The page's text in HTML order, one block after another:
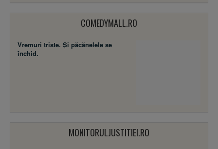
COMEDYMALL.RO
Vremuri triste. Şi păcănelele se
închid.
MONITORULJUSTITIEI.RO